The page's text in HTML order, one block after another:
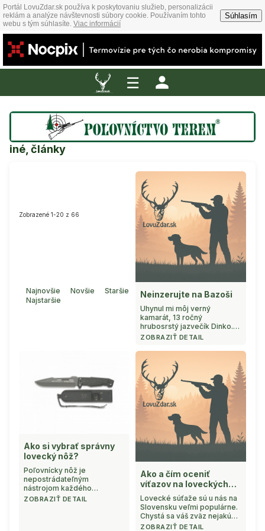
Portál LovuZdar.sk používa k poskytovaniu služieb, personalizácii
reklám a analýze návštevnosti súbory cookie. Používaním tohto
webu s tým súhlasíte. Viac informácií
Súhlasím
☰
iné, články
Zobrazené 1-20 z 66
Najnovšie Novšie
Staršie
Najstaršie
Neinzerujte na Bazoši
Uhynul mi môj verný
kamarát, 13 ročný
hrubosrstý jazvečík Dinko.
Poľovné psíky držím už od r.
psa či nového šteniatka
dlhšie ako 4-6 mesiacov.
Pochoval som už 5 svojich (a
ako rodinný a susedský
"hrobár" aj 3 psíkov , ktorí
mi nepatrili). A m& ...
ZOBRAZIŤ DETAIL
Ako si vybrať správny
lovecký nôž?
Poľovnícky nôž je
nepostrádateľným
nástrojom každého
poľovníka, lovca a milovníka
ZOBRAZIŤ DETAIL
Ako a čím oceniť
víťazov na loveckých
súťažiach
Lovecké súťaže sú u nás na
Slovensku veľmi populárne.
Chystá sa váš zväz nejakú
organizovať? V tom prípade
ZOBRAZIŤ DETAIL